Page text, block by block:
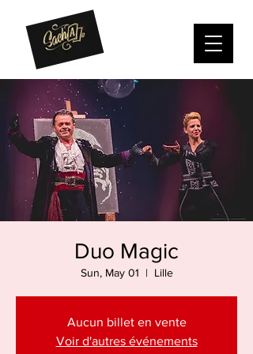
Duo Magic
Sun, May 01
  |
Lille
Aucun billet en vente
Voir d'autres événements